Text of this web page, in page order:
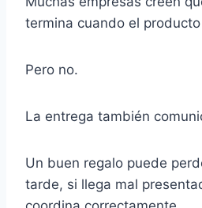
termina cuando el
Pero no.
La entrega también
Un buen regalo puede
tarde, si llega mal